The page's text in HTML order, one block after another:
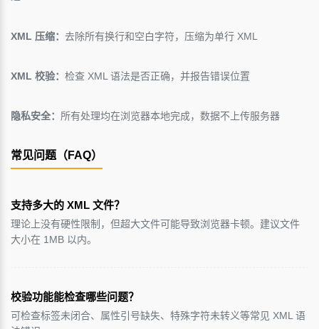
XML 压缩： 去除所有换行和空白字符，压缩为单行 XML
XML 校验： 检查 XML 语法是否正确，并报告错误位置
隐私安全： 所有处理均在浏览器本地完成，数据不上传服务器
常见问题（FAQ）
支持多大的 XML 文件？
理论上没有硬性限制，但超大文件可能导致浏览器卡顿。建议文件
大小在 1MB 以内。
校验功能能检查哪些问题？
可检查标签未闭合、属性引号缺失、特殊字符未转义等常见 XML 语